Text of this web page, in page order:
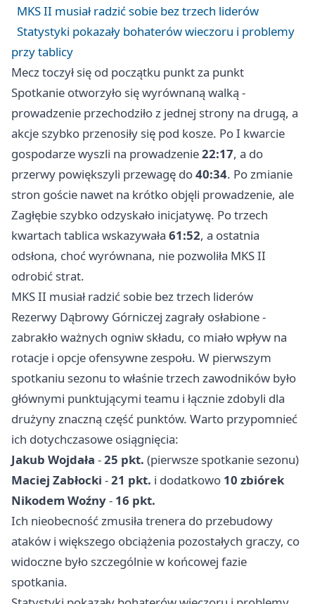
MKS II musiał radzić sobie bez trzech liderów
Statystyki pokazały bohaterów wieczoru i problemy
przy tablicy
Mecz toczył się od początku punkt za punkt
Spotkanie otworzyło się wyrównaną walką -
prowadzenie przechodziło z jednej strony na drugą, a
akcje szybko przenosiły się pod kosze. Po I kwarcie
gospodarze wyszli na prowadzenie22:17, a do
przerwy powiększyli przewagę do40:34. Po zmianie
stron goście nawet na krótko objęli prowadzenie, ale
Zagłębie szybko odzyskało inicjatywę. Po trzech
kwartach tablica wskazywała 61:52, a ostatnia
odsłona, choć wyrównana, nie pozwoliła MKS II
odrobić strat.
MKS II musiał radzić sobie bez trzech liderów
Rezerwy Dąbrowy Górniczej zagrały osłabione -
zabrakło ważnych ogniw składu, co miało wpływ na
rotacje i opcje ofensywne zespołu. W pierwszym
spotkaniu sezonu to właśnie trzech zawodników było
głównymi punktującymi teamu i łącznie zdobyli dla
drużyny znaczną część punktów. Warto przypomnieć
ich dotychczasowe osiągnięcia:
Jakub Wojdała -25 pkt. (pierwsze spotkanie sezonu)
Maciej Zabłocki -21 pkt. i dodatkowo 10 zbiórek
Nikodem Woźny- 16 pkt.
Ich nieobecność zmusiła trenera do przebudowy
ataków i większego obciążenia pozostałych graczy, co
widoczne było szczególnie w końcowej fazie
spotkania.